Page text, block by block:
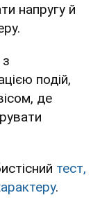
напругу й
подій,
де
тест,
.